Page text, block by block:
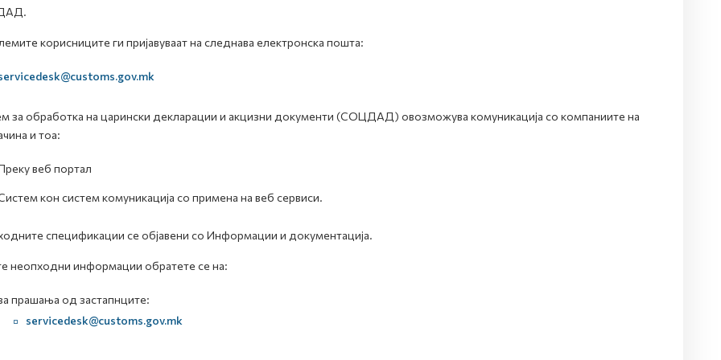
корисниците ги пријавуваат на следнава електронска пошта:
за обработка на царински декларации и акцизни документи (СОЦДАД) овозможува комуникација со компаниите на
и тоа:
веб портал
кон систем комуникација со примена на веб сервиси.
спецификации се објавени со Информации и документација.
неопходни информации обратете се на:
прашања од застапнците:
servicedesk@customs.gov.mk